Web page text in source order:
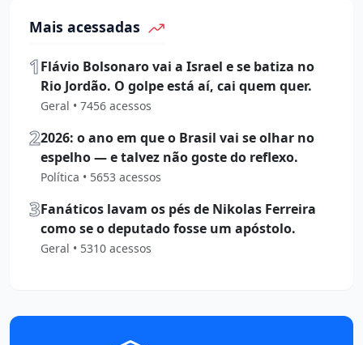
Mais acessadas
1Flávio Bolsonaro vai a Israel e se batiza no
Rio Jordão. O golpe está aí, cai quem quer.
Geral • 7456 acessos
22026: o ano em que o Brasil vai se olhar no
espelho — e talvez não goste do reflexo.
Política • 5653 acessos
3Fanáticos lavam os pés de Nikolas Ferreira
como se o deputado fosse um apóstolo.
Geral • 5310 acessos